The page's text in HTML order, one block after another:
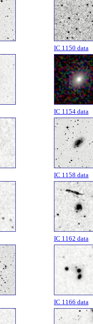
IC 1150 data
IC 1154 data
IC 1158 data
IC 1162 data
IC 1166 data